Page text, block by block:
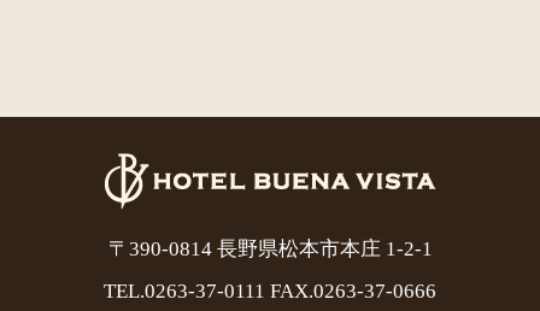
〒390-0814 長野県松本市本庄 1-2-1
TEL.0263-37-0111 FAX.0263-37-0666